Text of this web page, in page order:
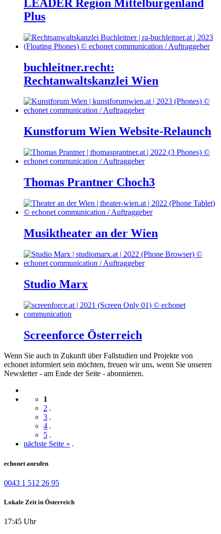
LEADER Region Mittelburgenland
Plus
buchleitner.recht:
Rechtanwaltskanzlei Wien
Kunstforum Wien Website-Relaunch
Thomas Prantner Choch3
Musiktheater an der Wien
Studio Marx
Screenforce Österreich
Wenn Sie auch in Zukunft über Fallstudien und Projekte von
echonet informiert sein möchten, freuen wir uns, wenn Sie unseren
Newsletter - am Ende der Seite - abonnieren.
1
2 .
3 .
4 .
5 .
nächste Seite » .
echonet anrufen
0043 1 512 26 95
Lokale Zeit in Österreich
17:45 Uhr